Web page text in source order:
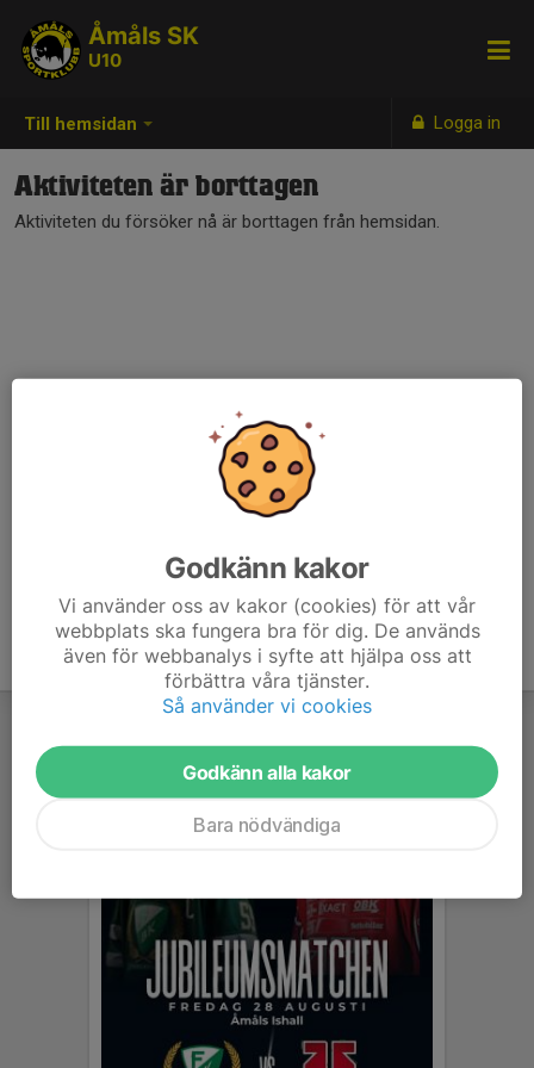
Till hemsidan Logga in
Åmåls SK
U10
Aktiviteten är borttagen
Aktiviteten du försöker nå är borttagen från hemsidan.
Godkänn kakor
Vi använder oss av kakor (cookies) för att vår
webbplats ska fungera bra för dig. De används
även för webbanalys i syfte att hjälpa oss att
förbättra våra tjänster.
Så använder vi cookies
Godkänn alla kakor
Bara nödvändiga